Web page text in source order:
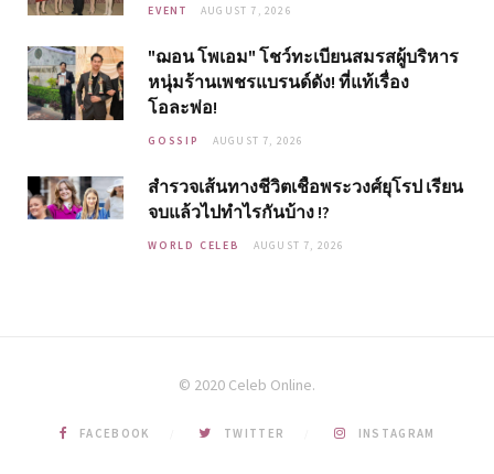
EVENT AUGUST 7, 2026
"ฌอน โพเอม" โชว์ทะเบียนสมรสผู้บริหาร
หนุ่มร้านเพชรแบรนด์ดัง! ที่แท้เรื่อง
โอละพ่อ!
GOSSIP AUGUST 7, 2026
สำรวจเส้นทางชีวิตเชื้อพระวงศ์ยุโรป เรียน
จบแล้วไปทำไรกันบ้าง !?
WORLD CELEB AUGUST 7, 2026
© 2020 Celeb Online.
FACEBOOK TWITTER INSTAGRAM